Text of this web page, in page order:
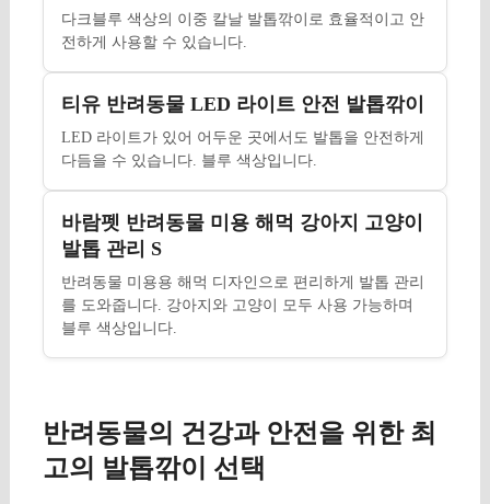
다크블루 색상의 이중 칼날 발톱깎이로 효율적이고 안
전하게 사용할 수 있습니다.
티유 반려동물 LED 라이트 안전 발톱깎이
LED 라이트가 있어 어두운 곳에서도 발톱을 안전하게
다듬을 수 있습니다. 블루 색상입니다.
바람펫 반려동물 미용 해먹 강아지 고양이
발톱 관리 S
반려동물 미용용 해먹 디자인으로 편리하게 발톱 관리
를 도와줍니다. 강아지와 고양이 모두 사용 가능하며
블루 색상입니다.
반려동물의 건강과 안전을 위한 최
고의 발톱깎이 선택